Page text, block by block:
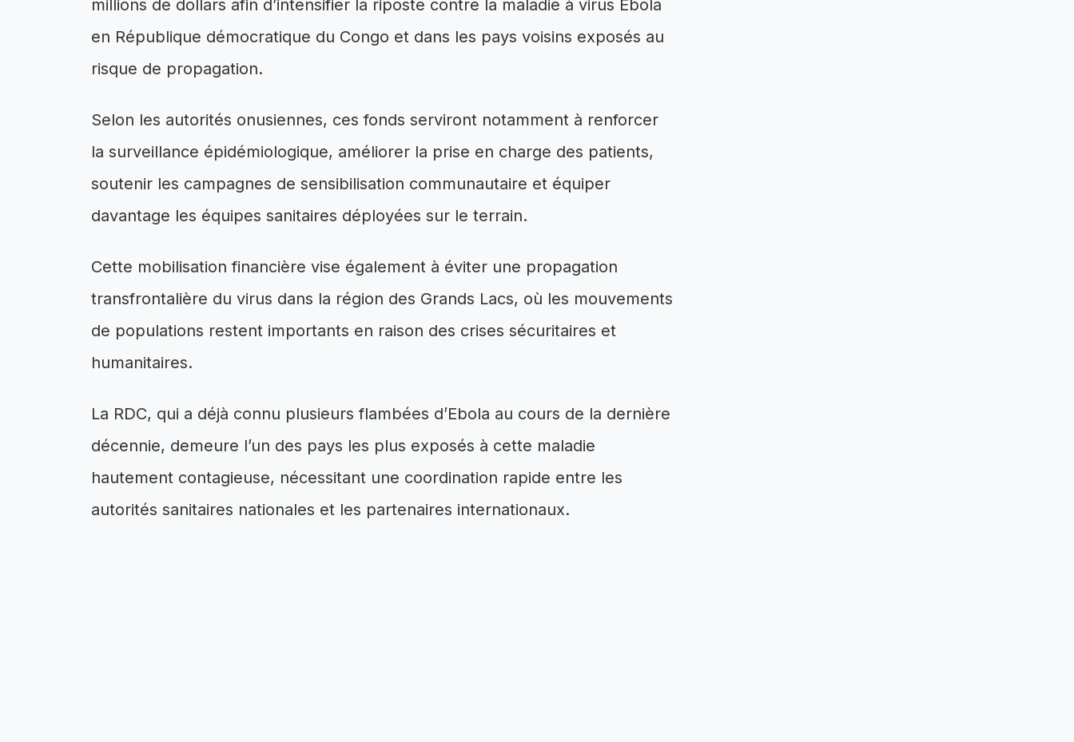
millions de dollars afin d’intensifier la riposte contre la maladie à virus Ebola
en République démocratique du Congo et dans les pays voisins exposés au
risque de propagation.
Selon les autorités onusiennes, ces fonds serviront notamment à renforcer
la surveillance épidémiologique, améliorer la prise en charge des patients,
soutenir les campagnes de sensibilisation communautaire et équiper
davantage les équipes sanitaires déployées sur le terrain.
Cette mobilisation financière vise également à éviter une propagation
transfrontalière du virus dans la région des Grands Lacs, où les mouvements
de populations restent importants en raison des crises sécuritaires et
humanitaires.
La RDC, qui a déjà connu plusieurs flambées d’Ebola au cours de la dernière
décennie, demeure l’un des pays les plus exposés à cette maladie
hautement contagieuse, nécessitant une coordination rapide entre les
autorités sanitaires nationales et les partenaires internationaux.